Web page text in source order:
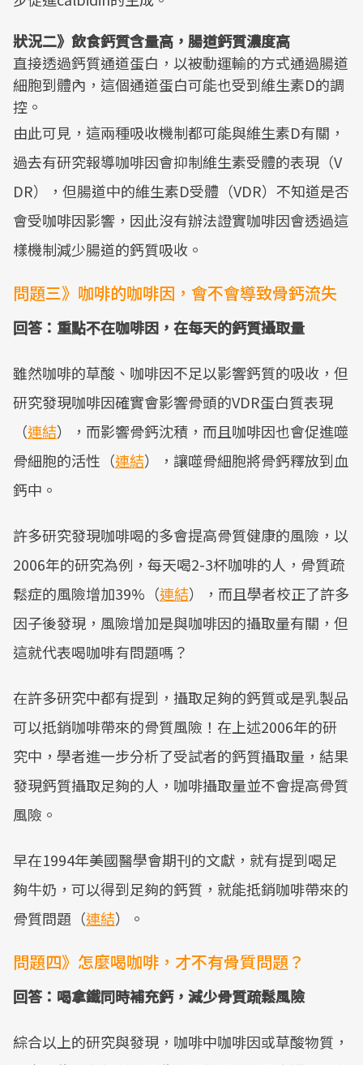
狀況二》飲食鈣質含量高，腸道鈣質濃度高
直接透過鈣質通道蛋白，以被動運輸的方式通過腸道
細胞到體內，這個通道蛋白可能也受到維生素D的調
控。
由此可見，這兩種吸收機制都可能與維生素D有關，
過去有研究報導咖啡因會抑制維生素受體的表現（V
DR），但腸道中的維生素D受體（VDR）不知道是否
會受咖啡因影響，因此沒有辦法證實咖啡因會透過這
樣機制減少腸道的鈣質吸收。
問題三》咖啡的咖啡因，會不會導致骨鈣流失
回答：重點不在咖啡因，在每天的鈣質攝取量
雖然咖啡的草酸、咖啡因不足以影響鈣質的吸收，但
研究發現咖啡因確實會影響骨頭的VDR蛋白質表現
（連結），而影響骨鈣沈積，而且咖啡因也會促進噬
骨細胞的活性（連結），讓噬骨細胞將骨鈣釋放到血
鈣中。
許多研究發現咖啡喝的多會提高骨質健康的風險，以
2006年的研究為例，每天喝2-3杯咖啡的人，骨質疏
鬆症的風險增加39%（連結），而且學者校正了許多
因子後發現，風險增加是與咖啡因的攝取量有關，但
這就代表喝咖啡有問題嗎？
在許多研究中都有提到，攝取足夠的鈣質或是乳製品
可以抵銷咖啡帶來的骨質風險！在上述2006年的研
究中，學者進一步分析了受試者的鈣質攝取量，結果
發現鈣質攝取足夠的人，咖啡攝取量並不會提高骨質
風險。
早在1994年美國醫學會期刊的文獻，就有提到喝足
夠牛奶，可以得到足夠的鈣質，就能抵銷咖啡帶來的
骨質問題（連結）。
問題四》怎麼喝咖啡，才不有骨質問題？
回答：喝拿鐵同時補充鈣，減少骨質疏鬆風險
綜合以上的研究與發現，咖啡中咖啡因或草酸物質，